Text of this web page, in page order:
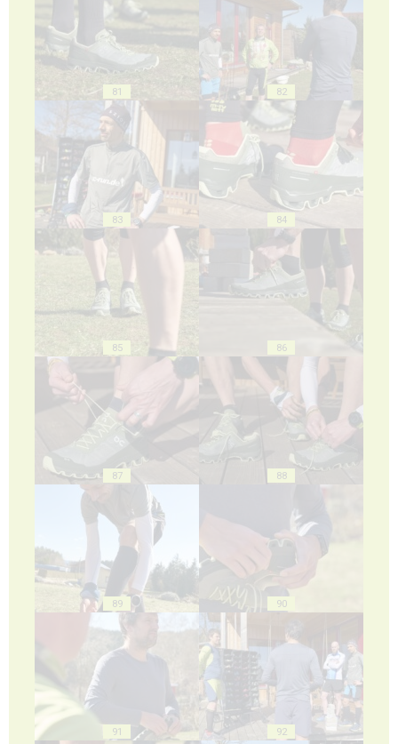
81 82
83 84
85 86
87 88
89 90
91 92